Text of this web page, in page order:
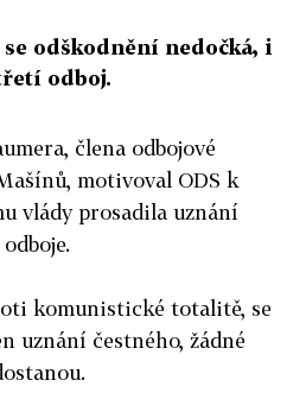
odškodnění nedočká, i
odboj.
člena odbojové
motivoval ODS k
vlády prosadila uznání
komunistické totalitě, se
uznání čestného, žádné